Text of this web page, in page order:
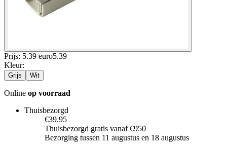
Prijs: 5.39 euro5.39
Kleur:
Grijs Wit
Online op voorraad
Thuisbezorgd
€39.95
Thuisbezorgd gratis vanaf €950
Bezorging tussen 11 augustus en 18 augustus